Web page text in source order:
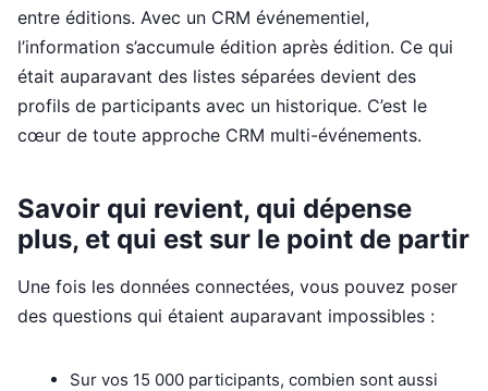
entre éditions. Avec un CRM événementiel,
l’information s’accumule édition après édition. Ce qui
était auparavant des listes séparées devient des
profils de participants avec un historique. C’est le
cœur de toute approche CRM multi-événements.
Savoir qui revient, qui dépense
plus, et qui est sur le point de partir
Une fois les données connectées, vous pouvez poser
des questions qui étaient auparavant impossibles :
Sur vos 15 000 participants, combien sont aussi